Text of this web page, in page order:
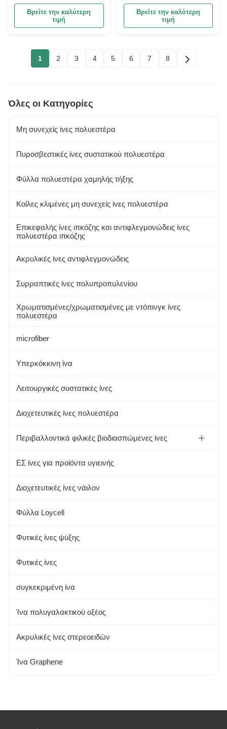
ινών Τεχνητό υλικό
πλήρωσης 72 mm
Βρείτε την καλύτερη
τιμή
Polyester Short Fiber
Βρείτε την καλύτερη
τιμή
1 2 3 4 5 6 7 8
Όλες οι Κατηγορίες
Μη συνεχείς ίνες πολυεστέρα
Πυροσβεστικές ίνες συστατικού πολυεστέρα
Φύλλα πολυεστέρα χαμηλής τήξης
Κοίλες κλιμένες μη συνεχείς ίνες πολυεστέρα
Επικεφαλής ίνες ιπκόζης και αντιφλεγμονώδεις ίνες
πολυεστέρα ιπκόζης
Ακρυλικές ίνες αντιφλεγμονώδεις
Συρραπτικές ίνες πολυπροπυλενίου
Χρωματισμένες/χρωματισμένες με ντόπινγκ ίνες
πολυεστέρα
microfiber
Υπερκόκκινη ίνα
Λειτουργικές συστατικές ίνες
Διοχετευτικές ίνες πολυεστέρα
Περιβαλλοντικά φιλικές βιοδιασπώμενες ίνες
Πρωτεϊνική ίνα σόγιας
Αλόη
Αλγινική ίνα
Φυτικές ίνες
Ινες μπαμπού
ΕΣ ίνες για προϊόντα υγιεινής
Διοχετευτικές ίνες νάιλον
Φύλλα Loycell
Φυτικές ίνες ψύξης
Φυτικές ίνες
συγκεκριμένη ίνα
Ίνα πολυγαλακτικού οξέος
Ακρυλικές ίνες στερεοειδών
Ίνα Graphene